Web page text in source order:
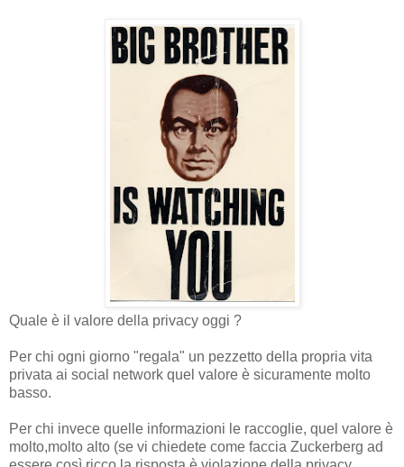
Quale è il valore della privacy oggi ?
Per chi ogni giorno "regala" un pezzetto della propria vita
privata ai social network quel valore è sicuramente molto
basso.
Per chi invece quelle informazioni le raccoglie, quel valore è
molto,molto alto (se vi chiedete come faccia Zuckerberg ad